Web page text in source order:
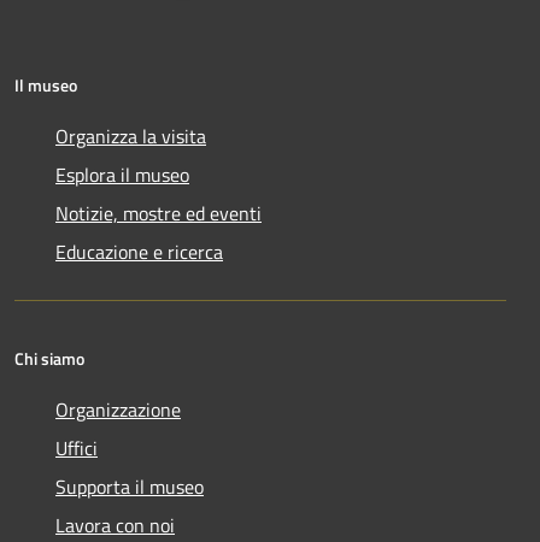
Il museo
Organizza la visita
Esplora il museo
Notizie, mostre ed eventi
Educazione e ricerca
Chi siamo
Organizzazione
Uffici
Supporta il museo
Lavora con noi